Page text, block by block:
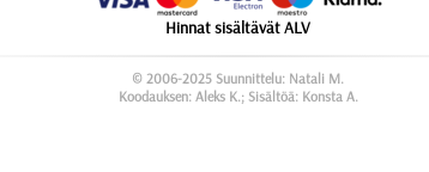
Hinnat sisältävät ALV
© 2006-2025 Suunnittelu: Natali M.
Koodauksen: Aleks K.; Sisältöä: Konsta A.